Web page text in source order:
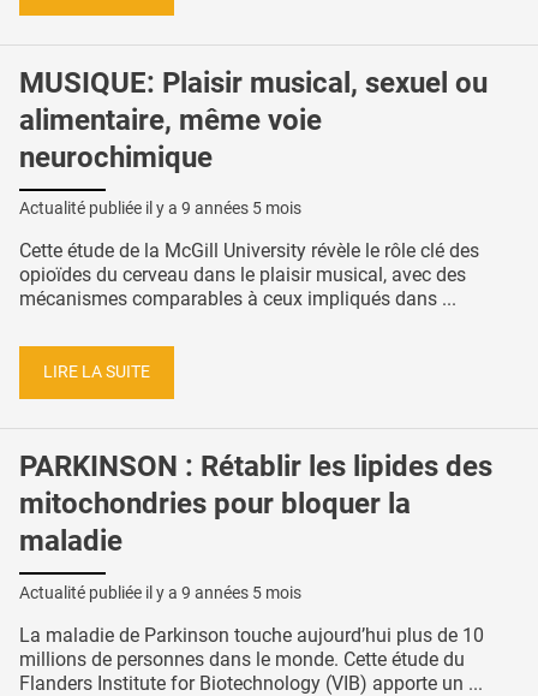
MUSIQUE: Plaisir musical, sexuel ou
alimentaire, même voie
neurochimique
Actualité publiée il y a 9 années 5 mois
Cette étude de la McGill University révèle le rôle clé des
opioïdes du cerveau dans le plaisir musical, avec des
mécanismes comparables à ceux impliqués dans ...
LIRE LA SUITE
PARKINSON : Rétablir les lipides des
mitochondries pour bloquer la
maladie
Actualité publiée il y a 9 années 5 mois
La maladie de Parkinson touche aujourd’hui plus de 10
millions de personnes dans le monde. Cette étude du
Flanders Institute for Biotechnology (VIB) apporte un ...